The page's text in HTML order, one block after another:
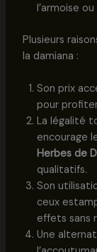
l’armoise
Plusieurs
la damiana :
Son prix
pour
La légalité
encourage
Herbes de
qualitatifs.
Son
ceux
effets sans
Une